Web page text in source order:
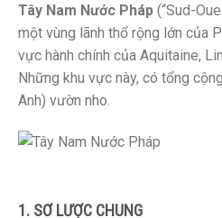
Tây Nam Nước Pháp (“Sud-
một vùng lãnh thổ rộng lớn của
vực hành chính của Aquitaine,
Những khu vực này, có tổng
Anh) vườn nho.
1. SƠ LƯỢC CHUNG